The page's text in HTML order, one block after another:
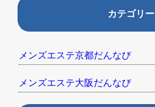
カテゴリー
メンズエステ京都だんなび
メンズエステ大阪だんなび